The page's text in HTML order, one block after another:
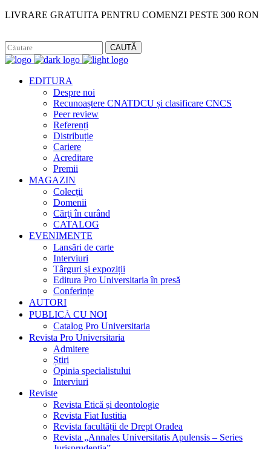
LIVRARE GRATUITA PENTRU COMENZI PESTE 300 RON
CAUTĂ
EDITURA
Despre noi
Recunoaștere CNATDCU și clasificare CNCS
Peer review
Referenți
Distribuție
Cariere
Acreditare
Premii
MAGAZIN
Colecții
Domenii
Cărţi în curând
CATALOG
EVENIMENTE
Lansări de carte
Interviuri
Târguri și expoziții
Editura Pro Universitaria în presă
Conferințe
AUTORI
PUBLICĂ CU NOI
Catalog Pro Universitaria
Revista Pro Universitaria
Admitere
Știri
Opinia specialistului
Interviuri
Reviste
Revista Etică și deontologie
Revista Fiat Iustitia
Revista facultății de Drept Oradea
Revista „Annales Universitatis Apulensis – Series